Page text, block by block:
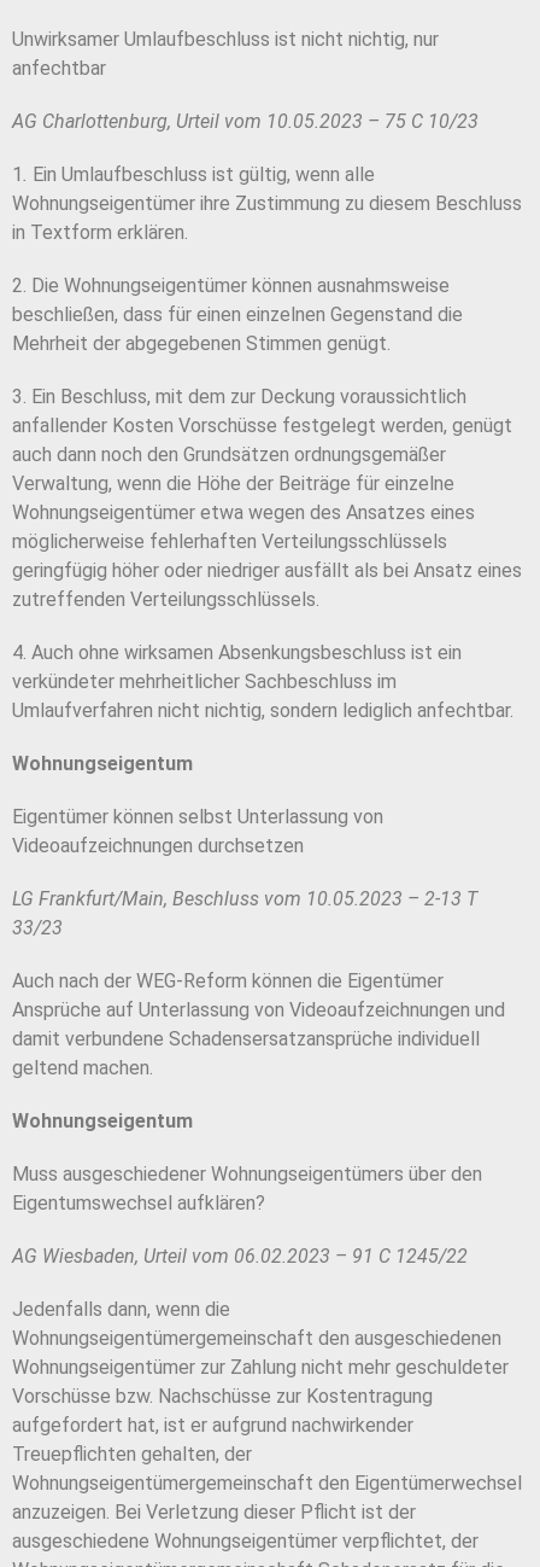
Unwirksamer Umlaufbeschluss ist nicht nichtig, nur
anfechtbar
AG Charlottenburg, Urteil vom 10.05.2023 – 75 C 10/23
1 . Ein Umlaufbeschluss ist gültig, wenn alle
Wohnungseigentümer ihre Zustimmung zu diesem Beschluss
in Textform erklären.
2. Die Wohnungseigentümer können ausnahmsweise
beschließen, dass für einen einzelnen Gegenstand die
Mehrheit der abgegebenen Stimmen genügt.
3. Ein Beschluss, mit dem zur Deckung voraussichtlich
anfallender Kosten Vorschüsse festgelegt werden, genügt
auch dann noch den Grundsätzen ordnungsgemäßer
Verwaltung, wenn die Höhe der Beiträge für einzelne
Wohnungseigentümer etwa wegen des Ansatzes eines
möglicherweise fehlerhaften Verteilungsschlüssels
geringfügig höher oder niedriger ausfällt als bei Ansatz eines
zutreffenden Verteilungsschlüssels.
4. Auch ohne wirksamen Absenkungsbeschluss ist ein
verkündeter mehrheitlicher Sachbeschluss im
Umlaufverfahren nicht nichtig, sondern lediglich anfechtbar.
Wohnungseigentum
Eigentümer können selbst Unterlassung von
Videoaufzeichnungen durchsetzen
LG Frankfurt/Main, Beschluss vom 10.05.2023 – 2-13 T
33/23
Auch nach der WEG-Reform können die Eigentümer
Ansprüche auf Unterlassung von Videoaufzeichnungen und
damit verbundene Schadensersatzansprüche individuell
geltend machen.
Wohnungseigentum
Muss ausgeschiedener Wohnungseigentümers über den
Eigentumswechsel aufklären?
AG Wiesbaden, Urteil vom 06.02.2023 – 91 C 1245/22
Jedenfalls dann, wenn die
Wohnungseigentümergemeinschaft den ausgeschiedenen
Wohnungseigentümer zur Zahlung nicht mehr geschuldeter
Vorschüsse bzw. Nachschüsse zur Kostentragung
aufgefordert hat, ist er aufgrund nachwirkender
Treuepflichten gehalten, der
Wohnungseigentümergemeinschaft den Eigentümerwechsel
anzuzeigen. Bei Verletzung dieser Pflicht ist der
ausgeschiedene Wohnungseigentümer verpflichtet, der